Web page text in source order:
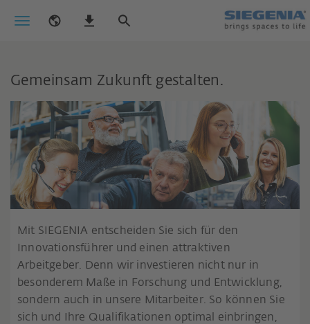
Gemeinsam Zukunft gestalten.
Mit SIEGENIA entscheiden Sie sich für den
Innovationsführer und einen attraktiven
Arbeitgeber. Denn wir investieren nicht nur in
besonderem Maße in Forschung und Entwicklung,
sondern auch in unsere Mitarbeiter. So können Sie
sich und Ihre Qualifikationen optimal einbringen,